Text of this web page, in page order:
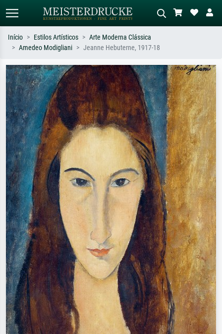
Pesquise por artista, título ou estilo –
ex: Monet, Noite Estrelada,
impressionismo, onda de Hokusai, nu.
Descreva a cena – ex: prado verde,
abstrato com muito vermelho, pintura
a óleo escura, nu em pé ao lado de
uma árvore.
Início Estilos Artísticos
Arte Moderna Clássica
Amedeo Modigliani
Jeanne Hebuterne, 1917-18